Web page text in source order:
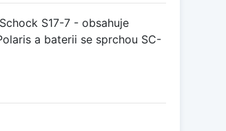
S17-7 - obsahuje
a baterii se sprchou SC-